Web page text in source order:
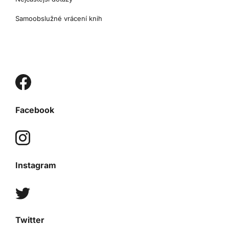
Samoobslužné vrácení knih
Facebook
Instagram
Twitter